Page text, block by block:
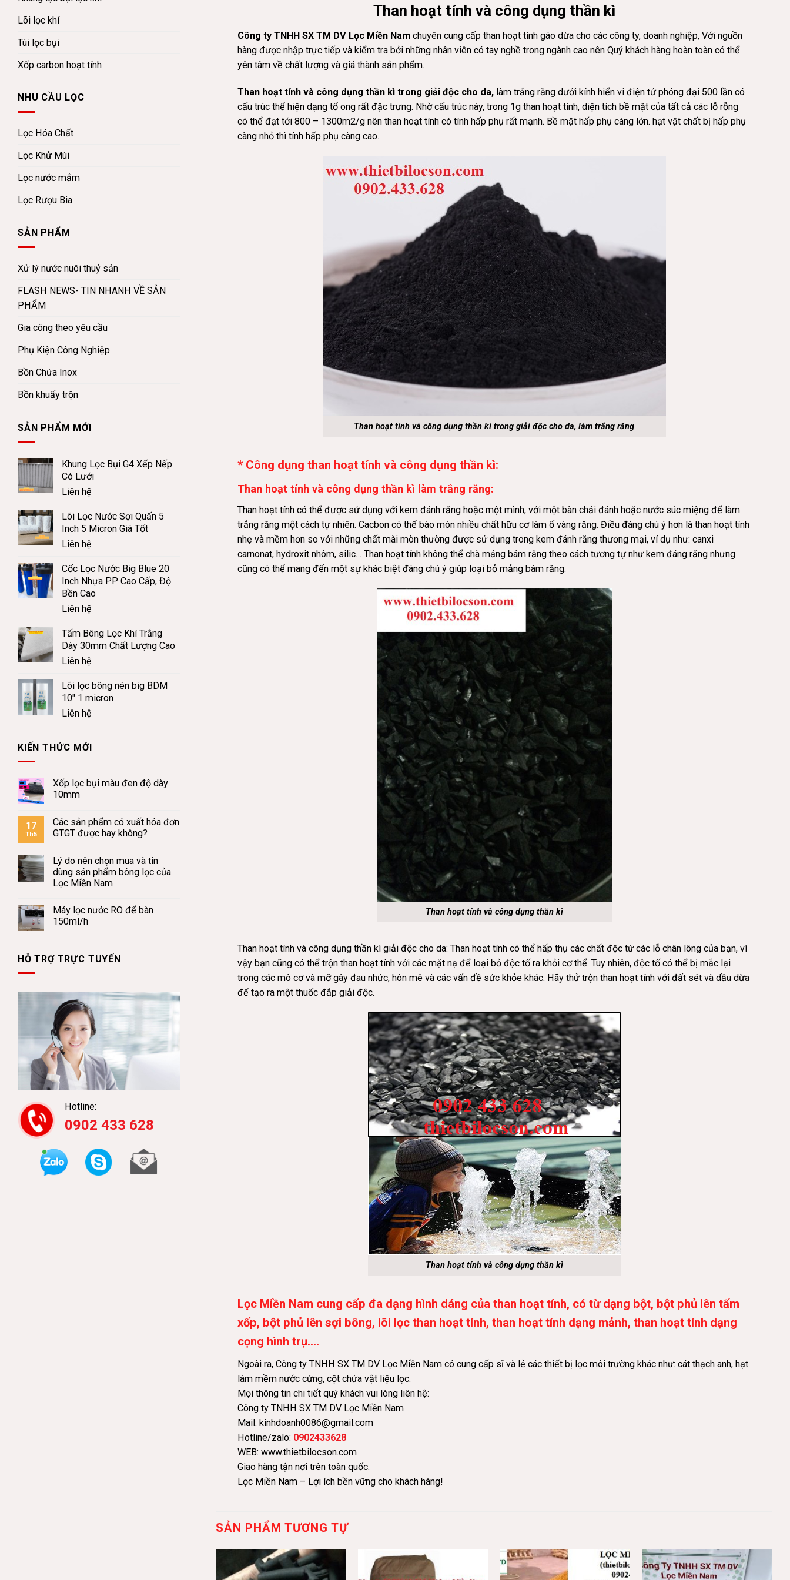
Lõi lọc khí
Túi lọc bụi
Xốp carbon hoạt tính
NHU CẦU LỌC
Lọc Hóa Chất
Lọc Khử Mùi
Lọc nước mắm
Lọc Rượu Bia
SẢN PHẨM
Xử lý nước nuôi thuỷ sản
FLASH NEWS- TIN NHANH VỀ SẢN
PHẨM
Gia công theo yêu cầu
Phụ Kiện Công Nghiệp
Bồn Chứa Inox
Bồn khuấy trộn
SẢN PHẨM MỚI
Khung Lọc Bụi G4 Xếp Nếp
Có Lưới
Liên hệ
Lõi Lọc Nước Sợi Quấn 5
Inch 5 Micron Giá Tốt
Liên hệ
Cốc Lọc Nước Big Blue 20
Inch Nhựa PP Cao Cấp, Độ
Bền Cao
Liên hệ
Tấm Bông Lọc Khí Trắng
Dày 30mm Chất Lượng Cao
Liên hệ
Lõi lọc bông nén big BDM
10" 1 micron
Liên hệ
KIẾN THỨC MỚI
Xốp lọc bụi màu đen độ dày
10mm
17
Th5
Các sản phẩm có xuất hóa đơn
GTGT được hay không?
Lý do nên chọn mua và tin
dùng sản phẩm bông lọc của
Lọc Miền Nam
Máy lọc nước RO để bàn
150ml/h
HỖ TRỢ TRỰC TUYẾN
Hotline:
0902 433 628
Than hoạt tính và công dụng thần kì
Công ty TNHH SX TM DV Lọc Miền Nam chuyên cung cấp than hoạt tính gáo dừa cho các công ty, doanh nghiệp, Với nguồn
hàng được nhập trực tiếp và kiểm tra bởi những nhân viên có tay nghề trong ngành cao nên Quý khách hàng hoàn toàn có thể
yên tâm về chất lượng và giá thành sản phẩm.
Than hoạt tính và công dụng thần kì trong giải độc cho da, làm trắng răng dưới kính hiển vi điện tử phóng đại 500 lần có
cấu trúc thể hiện dạng tổ ong rất đặc trưng. Nhờ cấu trúc này, trong 1g than hoạt tính, diện tích bề mặt của tất cả các lỗ rỗng
có thể đạt tới 800 – 1300m2/g nên than hoạt tính có tính hấp phụ rất mạnh. Bề mặt hấp phụ càng lớn. hạt vật chất bị hấp phụ
càng nhỏ thì tính hấp phụ càng cao.
Than hoạt tính và công dụng thần kì trong giải độc cho da, làm trắng răng
* Công dụng than hoạt tính và công dụng thần kì:
Than hoạt tính và công dụng thần kì làm trắng răng:
Than hoạt tính có thể được sử dụng với kem đánh răng hoặc một mình, với một bàn chải đánh hoặc nước súc miệng để làm
trắng răng một cách tự nhiên. Cacbon có thể bào mòn nhiều chất hữu cơ làm ố vàng răng. Điều đáng chú ý hơn là than hoạt tính
nhẹ và mềm hơn so với những chất mài mòn thường được sử dụng trong kem đánh răng thương mại, ví dụ như: canxi
carnonat, hydroxit nhôm, silic… Than hoạt tính không thể chà mảng bám răng theo cách tương tự như kem đáng răng nhưng
cũng có thể mang đến một sự khác biệt đáng chú ý giúp loại bỏ mảng bám răng.
Than hoạt tính và công dụng thần kì
Than hoạt tính và công dụng thần kì giải độc cho da: Than hoạt tính có thể hấp thụ các chất độc từ các lỗ chân lông của bạn, vì
vậy bạn cũng có thể trộn than hoạt tính với các mặt nạ để loại bỏ độc tố ra khỏi cơ thể. Tuy nhiên, độc tố có thể bị mắc lại
trong các mô cơ và mỡ gây đau nhức, hôn mê và các vấn đề sức khỏe khác. Hãy thử trộn than hoạt tính với đất sét và dầu dừa
để tạo ra một thuốc đắp giải độc.
Than hoạt tính và công dụng thần kì
Lọc Miền Nam cung cấp đa dạng hình dáng của than hoạt tính, có từ dạng bột, bột phủ lên tấm
xốp, bột phủ lên sợi bông, lõi lọc than hoạt tính, than hoạt tính dạng mảnh, than hoạt tính dạng
cọng hình trụ….
Ngoài ra, Công ty TNHH SX TM DV Lọc Miền Nam có cung cấp sĩ và lẻ các thiết bị lọc môi trường khác như: cát thạch anh, hạt
làm mềm nước cứng, cột chứa vật liệu lọc.
Mọi thông tin chi tiết quý khách vui lòng liên hệ:
Công ty TNHH SX TM DV Lọc Miền Nam
Mail: kinhdoanh0086@gmail.com
Hotline/zalo: 0902433628
WEB: www.thietbilocson.com
Giao hàng tận nơi trên toàn quốc.
Lọc Miền Nam – Lợi ích bền vững cho khách hàng!
SẢN PHẨM TƯƠNG TỰ